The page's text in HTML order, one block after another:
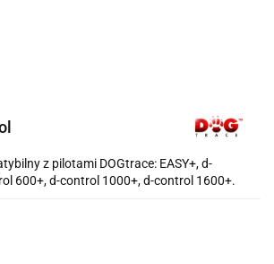
z pilotami DOGtrace: EASY+, d-
600+, d-control 1000+, d-control 1600+.